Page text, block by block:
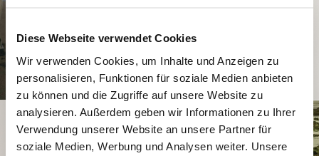
Diese Webseite verwendet Cookies
Wir verwenden Cookies, um Inhalte und Anzeigen zu
personalisieren, Funktionen für soziale Medien anbieten
zu können und die Zugriffe auf unsere Website zu
analysieren. Außerdem geben wir Informationen zu Ihrer
Verwendung unserer Website an unsere Partner für
soziale Medien, Werbung und Analysen weiter. Unsere